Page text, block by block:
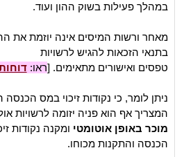
במהלך פעילות בשוק ההון ועוד.
מאחר ורשות המיסים אינה יוזמת את
בתנאי הזכאות להגיש לרשויות
טפסים ואישורים מתאימים. [ראו:
ניתן לומר, כי נקודות זיכוי במס
המצריך אף הוא פניה יזומה לרשויות
מוכר באופן אוטומטי ומקנה נקודות
הכנסה והתקנות מכוחו.